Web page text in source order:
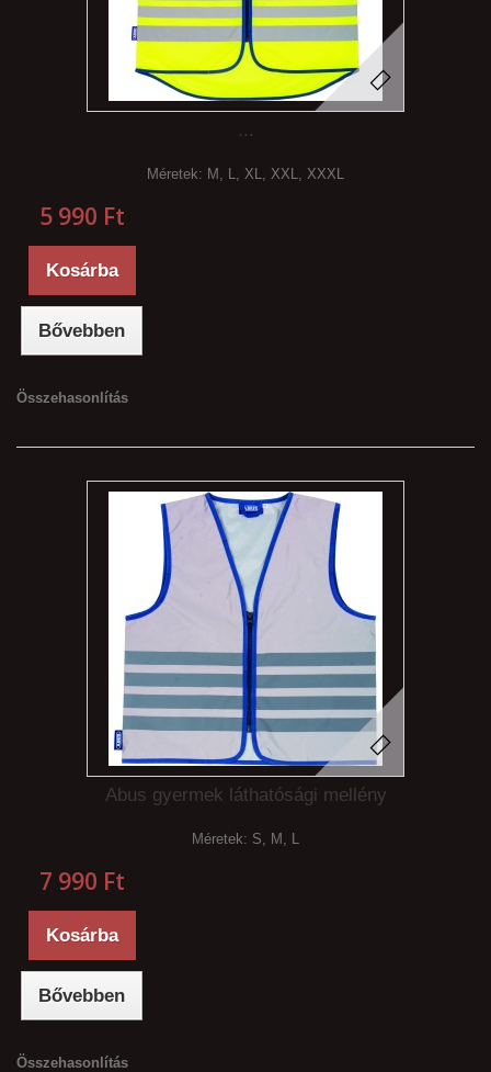
...
Méretek: M, L, XL, XXL, XXXL
5 990 Ft‎
Kosárba
Bővebben
Összehasonlítás
Abus gyermek láthatósági mellény
Méretek: S, M, L
7 990 Ft‎
Kosárba
Bővebben
Összehasonlítás